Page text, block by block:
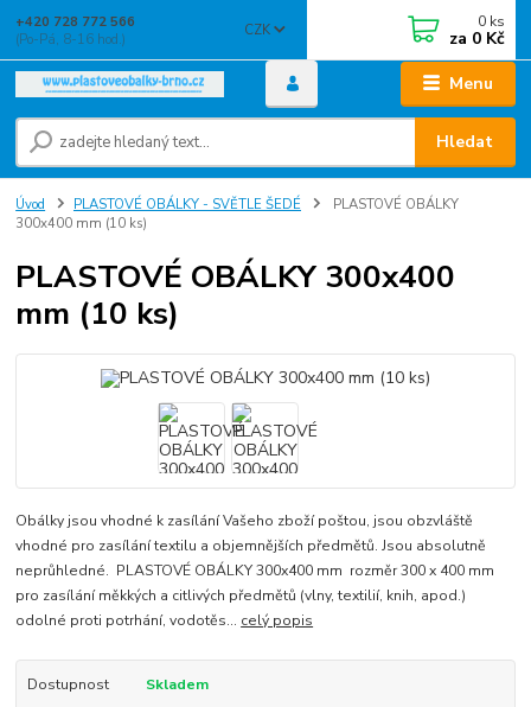
Menu
CZK
Hledat
+420 728 772 566
(Po-Pá, 8-16 hod.)
0 ks
za 0 Kč
Úvod PLASTOVÉ OBÁLKY - SVĚTLE ŠEDÉ
PLASTOVÉ OBÁLKY
300x400 mm (10 ks)
PLASTOVÉ OBÁLKY 300x400
mm (10 ks)
Obálky jsou vhodné k zasílání Vašeho zboží poštou, jsou obzvláště
vhodné pro zasílání textilu a objemnějších předmětů. Jsou absolutně
neprůhledné. PLASTOVÉ OBÁLKY 300x400 mm rozměr 300 x 400 mm
pro zasílání měkkých a citlivých předmětů (vlny, textilií, knih, apod.)
odolné proti potrhání, vodotěs... celý popis
Dostupnost
Skladem